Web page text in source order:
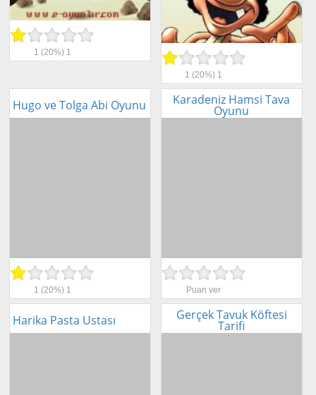
1 (20%) 1
1 (20%) 1
Hugo ve Tolga Abi Oyunu
1 (20%) 1
Karadeniz Hamsi Tava
Oyunu
Puan ver
Harika Pasta Ustası Gerçek Tavuk Köftesi
Tarifi